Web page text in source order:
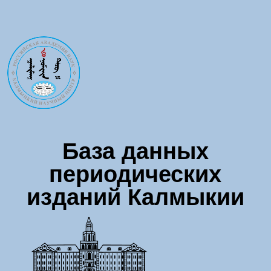
База данных
периодических
изданий Калмыкии